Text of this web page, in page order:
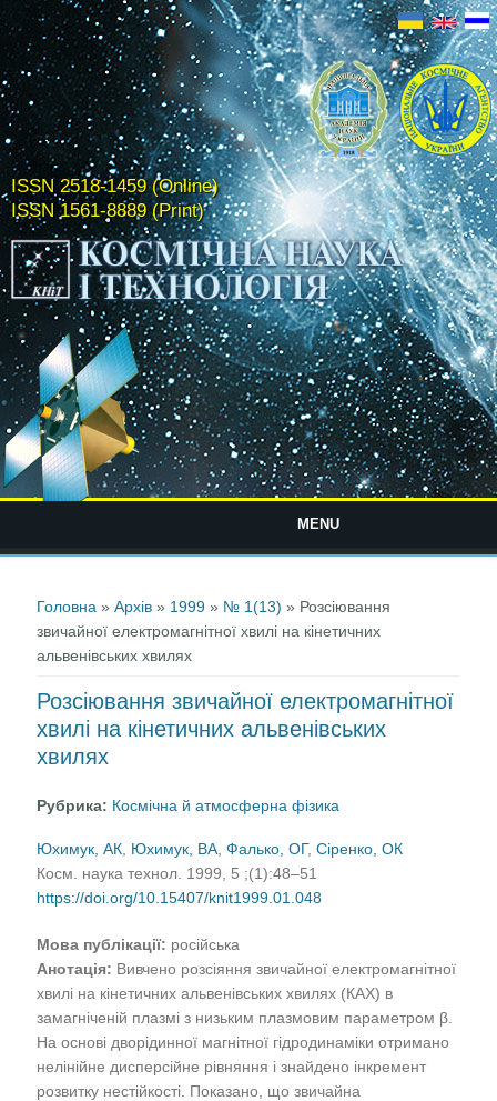
ISSN 2518-1459 (Online)
ISSN 1561-8889 (Print)
MENU
Головна »Архів » 1999 » № 1(13) » Розсіювання
звичайної електромагнітної хвилі на кінетичних
альвенівських хвилях
Розсіювання звичайної електромагнітної
хвилі на кінетичних альвенівських
хвилях
Рубрика: Космічна й атмосферна фізика
Юхимук, АК Юхимук, ВА ,Фалько, ОГ,Сіренко, ОК
Косм. наука технол. 1999, 5 ;(1):48–51
https://doi.org/10.15407/knit1999.01.048
Мова публікації: російська
Анотація: Вивчено розсіяння звичайної електромагнітної
хвилі на кінетичних альвенівських хвилях (КАХ) в
замагніченій плазмі з низьким плазмовим параметром β.
На основі дворідинної магнітної гідродинаміки отримано
нелінійне дисперсійне рівняння і знайдено інкремент
розвитку нестійкості. Показано, що звичайна